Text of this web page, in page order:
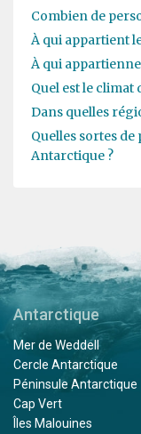
Combien de
À qui appartient
À qui
Quel est le climat
Dans quelles
Quelles sortes
Antarctique ?
Antarctique
Mer de Weddell
Cercle Antarctique
Péninsule Antarctique
Cap Vert
Îles Malouines